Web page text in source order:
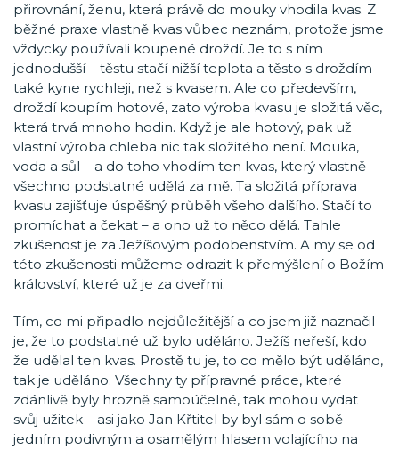
přirovnání, ženu, která právě do mouky vhodila kvas. Z
běžné praxe vlastně kvas vůbec neznám, protože jsme
vždycky používali koupené droždí. Je to s ním
jednodušší – těstu stačí nižší teplota a těsto s droždím
také kyne rychleji, než s kvasem. Ale co především,
droždí koupím hotové, zato výroba kvasu je složitá věc,
která trvá mnoho hodin. Když je ale hotový, pak už
vlastní výroba chleba nic tak složitého není. Mouka,
voda a sůl – a do toho vhodím ten kvas, který vlastně
všechno podstatné udělá za mě. Ta složitá příprava
kvasu zajišťuje úspěšný průběh všeho dalšího. Stačí to
promíchat a čekat – a ono už to něco dělá. Tahle
zkušenost je za Ježíšovým podobenstvím. A my se od
této zkušenosti můžeme odrazit k přemýšlení o Božím
království, které už je za dveřmi.
Tím, co mi připadlo nejdůležitější a co jsem již naznačil
je, že to podstatné už bylo uděláno. Ježíš neřeší, kdo
že udělal ten kvas. Prostě tu je, to co mělo být uděláno,
tak je uděláno. Všechny ty přípravné práce, které
zdánlivě byly hrozně samoúčelné, tak mohou vydat
svůj užitek – asi jako Jan Křtitel by byl sám o sobě
jedním podivným a osamělým hlasem volajícího na